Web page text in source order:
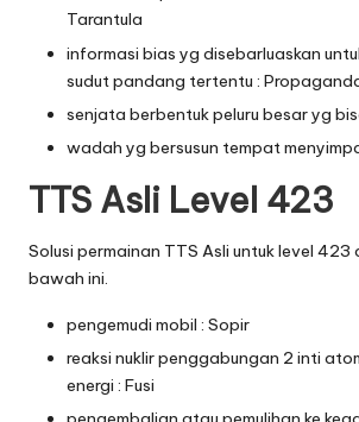
Tarantula
informasi bias yg disebarluaskan
sudut pandang tertentu :
senjata berbentuk peluru besar yg
wadah yg bersusun tempat
TTS Asli Level 423
Solusi permainan TTS Asli untuk level 423
bawah ini.
pengemudi mobil : Sopir
reaksi nuklir penggabungan 2 inti
energi : Fusi